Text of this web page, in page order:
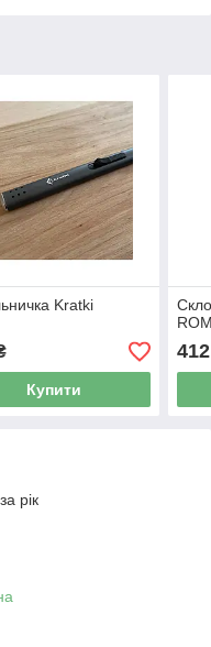
Kratki
Купити
412
рік